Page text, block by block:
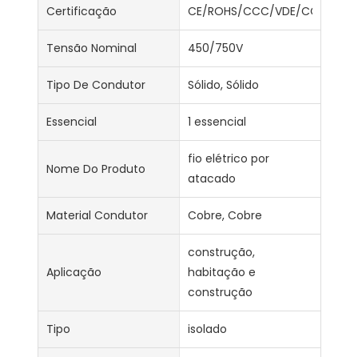
Certificação CE/ROHS/CCC/VDE/CCC/
Tensão Nominal 450/750V
Tipo De Condutor Sólido, Sólido
Essencial 1 essencial
Nome Do Produto
fio elétrico por
atacado
Material Condutor Cobre, Cobre
Aplicação
construção,
habitação e
construção
Tipo isolado